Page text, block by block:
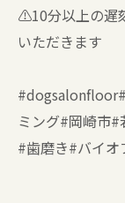
⚠️10分以上の遅
いただきます
ミング#岡崎市
#歯磨き#バイオ